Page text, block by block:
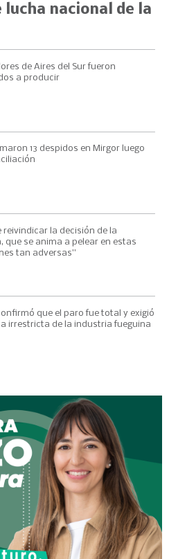
nacional de la
de Aires del Sur fueron
a producir
13 despidos en Mirgor luego
reivindicar la decisión de la
que se anima a pelear en estas
tan adversas”
que el paro fue total y exigió
irrestricta de la industria fueguina